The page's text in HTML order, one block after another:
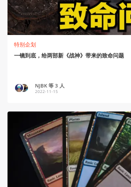
特别企划
一镜到底，给两部新《战神》带来的致命问题
NJBK 等 3 人
2022-11-15